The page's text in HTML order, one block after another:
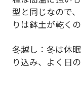
型と同じなので
りは鉢土が乾く
冬越し：冬は休
り込み、よく日